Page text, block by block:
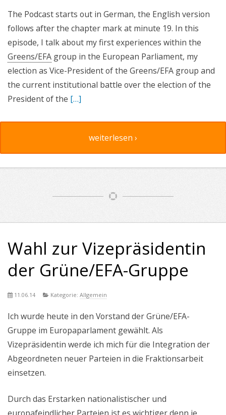
The Podcast starts out in German, the English version
follows after the chapter mark at minute 19. In this
episode, I talk about my first experiences within the
Greens/EFA group in the European Parliament, my
election as Vice-President of the Greens/EFA group and
the current institutional battle over the election of the
President of the […]
weiterlesen ›
Wahl zur Vizepräsidentin
der Grüne/EFA-Gruppe
11.06.14 Kategorie:Allgemein
Ich wurde heute in den Vorstand der Grüne/EFA-
Gruppe im Europaparlament gewählt. Als
Vizepräsidentin werde ich mich für die Integration der
Abgeordneten neuer Parteien in die Fraktionsarbeit
einsetzen.
Durch das Erstarken nationalistischer und
europafeindlicher Parteien ist es wichtiger denn je,